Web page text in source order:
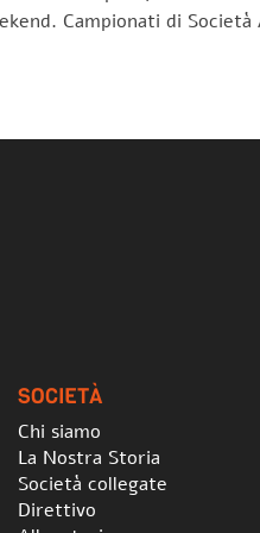
Campionati di
SOCIETÀ
Chi siamo
La Nostra Storia
Società collegate
Direttivo